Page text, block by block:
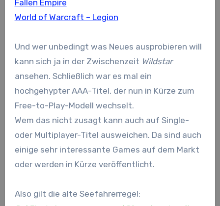
Fallen Empire
World of Warcraft – Legion
Und wer unbedingt was Neues ausprobieren will
kann sich ja in der Zwischenzeit Wildstar
ansehen. Schließlich war es mal ein
hochgehypter AAA-Titel, der nun in Kürze zum
Free-to-Play-Modell wechselt.
Wem das nicht zusagt kann auch auf Single-
oder Multiplayer-Titel ausweichen. Da sind auch
einige sehr interessante Games auf dem Markt
oder werden in Kürze veröffentlicht.
Also gilt die alte Seefahrerregel: